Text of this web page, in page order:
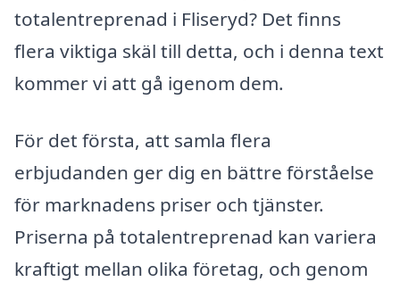
totalentreprenad i Fliseryd? Det finns
flera viktiga skäl till detta, och i denna text
kommer vi att gå igenom dem.
För det första, att samla flera
erbjudanden ger dig en bättre förståelse
för marknadens priser och tjänster.
Priserna på totalentreprenad kan variera
kraftigt mellan olika företag, och genom